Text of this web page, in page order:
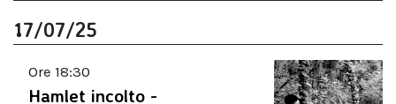
17/07/25
Ore 18:30
Hamlet incolto -